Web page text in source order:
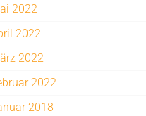
2022
2022
2022
2022
2018